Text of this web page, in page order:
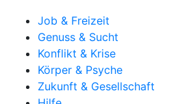
Job & Freizeit
Genuss & Sucht
Konflikt & Krise
Körper & Psyche
Zukunft & Gesellschaft